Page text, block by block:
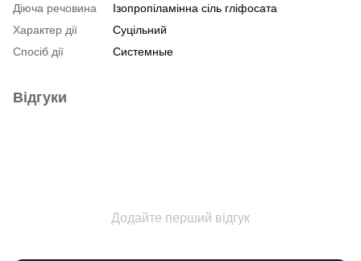
Діюча речовина
Ізопропіламінна сіль гліфосата
Характер дії
Суцільний
Спосіб дії
Системные
Відгуки
Додайте перший відгук